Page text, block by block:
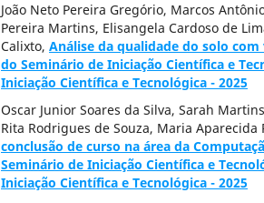
João Neto Pereira Gregório, Marcos
Pereira Martins, Elisangela Cardoso de
Calixto, Análise da qualidade do solo
do Seminário de Iniciação Científica e
Iniciação Científica e Tecnológica - 2025
Oscar Junior Soares da Silva, Sarah
Rita Rodrigues de Souza, Maria Aparecida
conclusão de curso na área da
Seminário de Iniciação Científica e
Iniciação Científica e Tecnológica - 2025